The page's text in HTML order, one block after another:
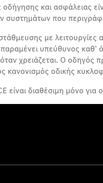
και ασφάλειας
συστημάτων που
με
υπεύθυνος καθ’
χρειάζεται. Ο οδηγός
κανονισμός οδικής
είναι διαθέσιμη μόνο για